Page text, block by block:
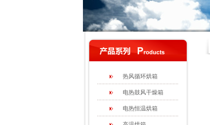
热风循环烘箱
电热鼓风干燥箱
电热恒温烘箱